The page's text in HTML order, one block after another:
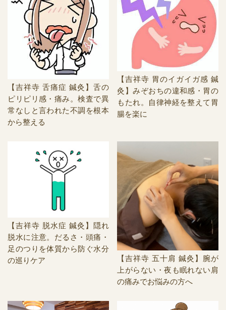
【吉祥寺 舌痛症 鍼灸】舌の
ピリピリ感・痛み。検査で異
常なしと言われた不調を根本
から整える
【吉祥寺 胃のイガイガ感 鍼
灸】みぞおちの違和感・胃の
もたれ。自律神経を整えて胃
腸を楽に
【吉祥寺 脱水症 鍼灸】隠れ
脱水に注意。だるさ・頭痛・
足のつりを体質から防ぐ水分
の巡りケア
【吉祥寺 五十肩 鍼灸】腕が
上がらない・夜も眠れない肩
の痛みでお悩みの方へ